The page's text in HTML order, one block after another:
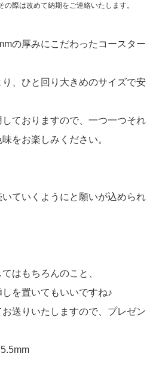
際は改めて納期をご連絡いたします。
の厚みにこだわったコースター
、ひと回り大きめのサイズで安
ておりますので、一つ一つそれ
をお楽しみください。
ていくようにと願いが込められ
はもちろんのこと、
を置いてもいいですね♪
送りいたしますので、プレゼン